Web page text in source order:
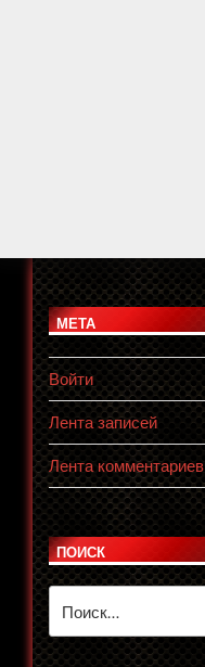
МЕТА
Войти
Лента записей
Лента комментариев
ПОИСК